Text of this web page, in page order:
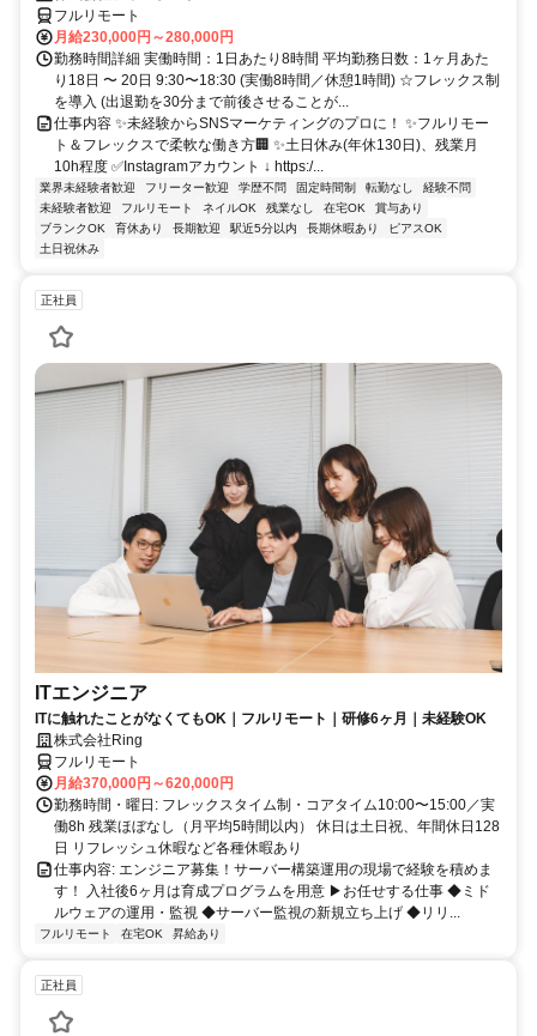
フルリモート
月給230,000円～280,000円
勤務時間詳細 実働時間：1日あたり8時間 平均勤務日数：1ヶ月あた
り18日 〜 20日 9:30〜18:30 (実働8時間／休憩1時間) ☆フレックス制
を導入 (出退勤を30分まで前後させることが...
仕事内容 ✨未経験からSNSマーケティングのプロに！ ✨フルリモー
ト＆フレックスで柔軟な働き方🏢 ✨土日休み(年休130日)、残業月
10h程度 ✅Instagramアカウント ↓ https:/...
業界未経験者歓迎 フリーター歓迎 学歴不問 固定時間制 転勤なし
経験不問
未経験者歓迎
フルリモート ネイルOK 残業なし 在宅OK
賞与あり
ブランクOK
育休あり 長期歓迎 駅近5分以内 長期休暇あり
ピアスOK
土日祝休み
正社員
ITエンジニア
ITに触れたことがなくてもOK｜フルリモート｜研修6ヶ月｜未経験OK
株式会社Ring
フルリモート
月給370,000円～620,000円
勤務時間・曜日: フレックスタイム制・コアタイム10:00〜15:00／実
働8h 残業ほぼなし（月平均5時間以内） 休日は土日祝、年間休日128
日 リフレッシュ休暇など各種休暇あり
仕事内容: エンジニア募集！サーバー構築運用の現場で経験を積めま
す！ 入社後6ヶ月は育成プログラムを用意 ▶お任せする仕事 ◆ミド
ルウェアの運用・監視 ◆サーバー監視の新規立ち上げ ◆リリ...
フルリモート 在宅OK 昇給あり
正社員